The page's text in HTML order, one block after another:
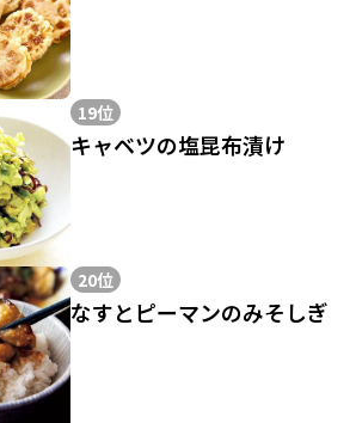
19位
キャベツの塩昆布漬け
20位
なすとピーマンのみそしぎ